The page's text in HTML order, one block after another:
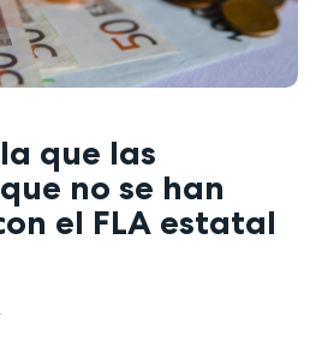
que las
no se han
el FLA estatal